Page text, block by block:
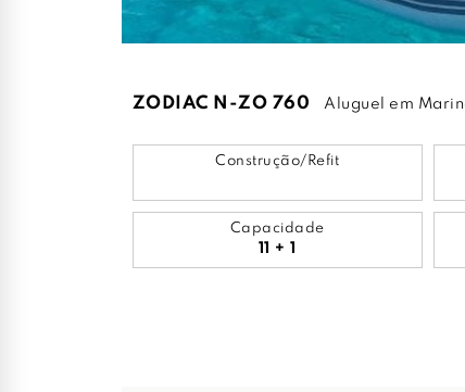
ZODIAC N-ZO 760 Aluguel em
Construção/Refit
Capacidade
11 + 1